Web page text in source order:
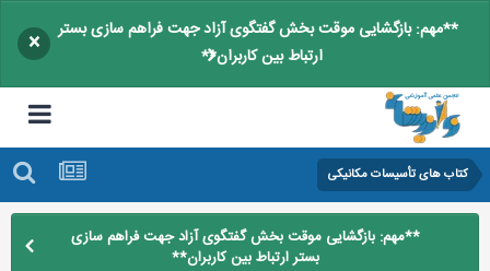
**مهم: بازگشایی موقت بخش گفتگوی آزاد جهت فراهم سازی بستر
ارتباط بین کاربران**
×
کتاب های تأسیسات مکانیکی
**مهم: بازگشایی موقت بخش گفتگوی آزاد جهت فراهم سازی
بستر ارتباط بین کاربران**